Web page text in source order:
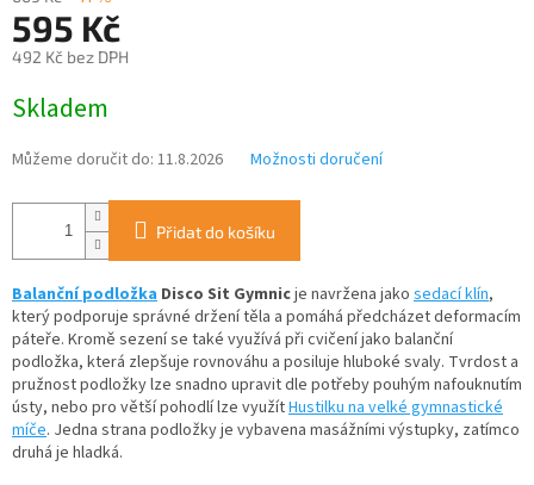
595 Kč
492 Kč bez DPH
cena:
Skladem
Můžeme doručit do: 11.8.2026 Možnosti doručení
Přidat do košíku
Balanční podložka Disco Sit Gymnicje navržena jako sedací klín,
který podporuje správné držení těla a pomáhá předcházet deformacím
páteře. Kromě sezení se také využívá při cvičení jako balanční
podložka, která zlepšuje rovnováhu a posiluje hluboké svaly. Tvrdost a
pružnost podložky lze snadno upravit dle potřeby pouhým nafouknutím
ústy, nebo pro větší pohodlí lze využítHustilku na velké gymnastické
míče. Jedna strana podložky je vybavena masážními výstupky, zatímco
druhá je hladká.